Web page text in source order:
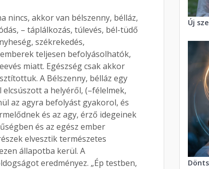
nincs, akkor van bélszenny, bélláz,
– táplálkozás, túlevés, bél-tüdő
székrekedés,
teljesen befolyásolhatók,
miatt. Egészség csak akkor
A Bélszenny, bélláz egy
a helyéről, (–félelmek,
az agyra befolyást gyakorol, és
és az agy, érző idegeinek
és az egész ember
elvesztik természetes
állapotba kerül. A
eredményez. „Ép testben,
Új